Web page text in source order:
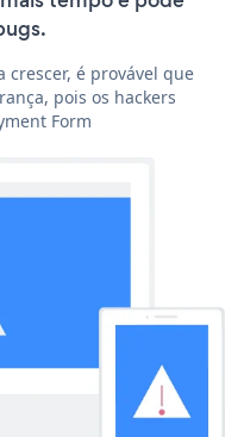
crescer, é provável que
pois os hackers
Form